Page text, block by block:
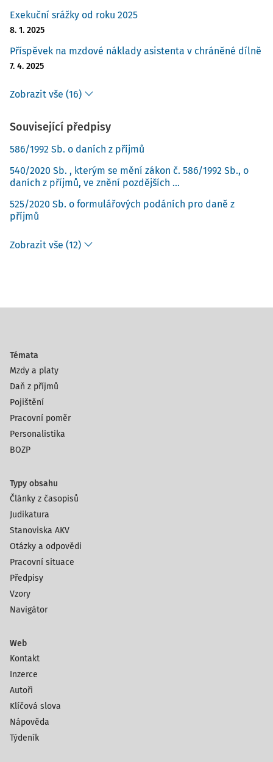
Exekuční srážky od roku 2025
8. 1. 2025
Příspěvek na mzdové náklady asistenta v chráněné dílně
7. 4. 2025
Zobrazit vše (16)
Související předpisy
586/1992 Sb. o daních z příjmů
540/2020 Sb. , kterým se mění zákon č. 586/1992 Sb., o
daních z příjmů, ve znění pozdějších ...
525/2020 Sb. o formulářových podáních pro daně z
příjmů
Zobrazit vše (12)
Témata
Mzdy a platy
Daň z příjmů
Pojištění
Pracovní poměr
Personalistika
BOZP
Typy obsahu
Články z časopisů
Judikatura
Stanoviska AKV
Otázky a odpovědi
Pracovní situace
Předpisy
Vzory
Navigátor
Web
Kontakt
Inzerce
Autoři
Klíčová slova
Nápověda
Týdeník